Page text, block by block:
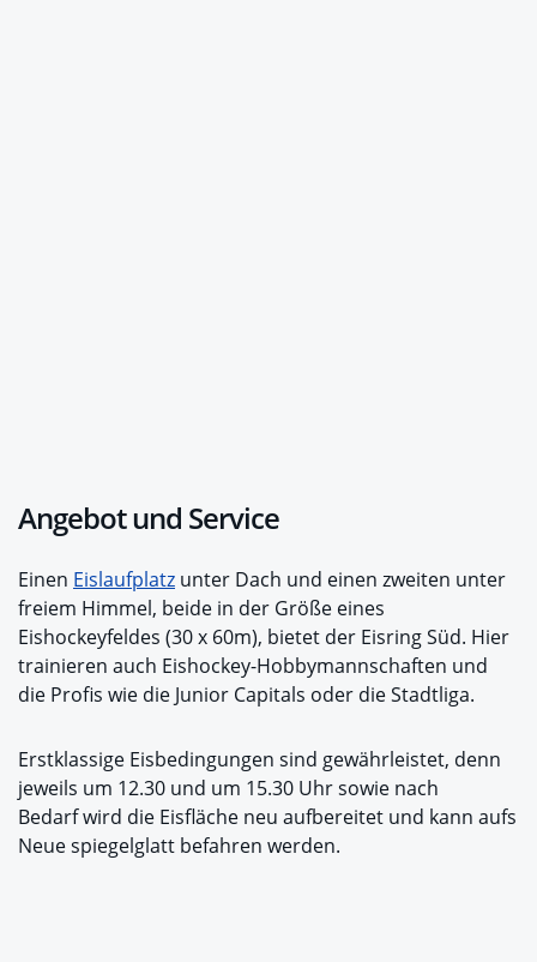
Angebot und Service
Einen Eislaufplatz unter Dach und einen zweiten unter
freiem Himmel, beide in der Größe eines
Eishockeyfeldes (30 x 60m), bietet der Eisring Süd. Hier
trainieren auch Eishockey-Hobbymannschaften und
die Profis wie die Junior Capitals oder die Stadtliga.
Erstklassige Eisbedingungen sind gewährleistet, denn
jeweils um 12.30 und um 15.30 Uhr sowie nach
Bedarf wird die Eisfläche neu aufbereitet und kann aufs
Neue spiegelglatt befahren werden.